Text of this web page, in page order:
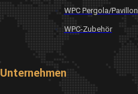
WPC Pergola/Pavillon
WPC-Zubehör
Unternehmen